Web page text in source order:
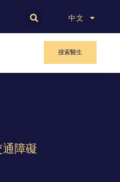
中文
English
搜索醫生
障礙